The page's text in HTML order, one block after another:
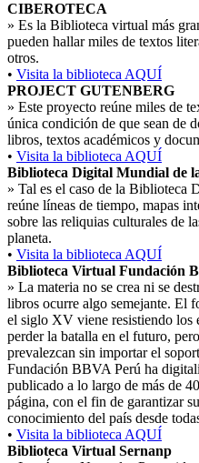
CIBEROTECA
» Es la Biblioteca virtual más
pueden hallar miles de textos
otros.
• Visita la biblioteca AQUÍ
PROJECT GUTENBERG
» Este proyecto reúne miles de
única condición de que sean de
libros, textos académicos y
• Visita la biblioteca AQUÍ
Biblioteca Digital Mundial de
» Tal es el caso de la Biblioteca
reúne líneas de tiempo, mapas
sobre las reliquias culturales de
planeta.
• Visita la biblioteca AQUÍ
Biblioteca Virtual Fundación
» La materia no se crea ni se
libros ocurre algo semejante. El
el siglo XV viene resistiendo los
perder la batalla en el futuro,
prevalezcan sin importar el
Fundación BBVA Perú ha
publicado a lo largo de más de
página, con el fin de garantizar
conocimiento del país desde
• Visita la biblioteca AQUÍ
Biblioteca Virtual Sernanp